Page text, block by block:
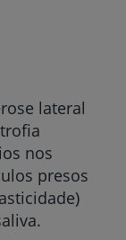
lateral
nos
presos